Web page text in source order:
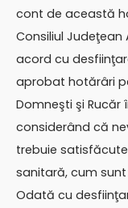
cont de această
Consiliul
acord cu
aprobat hotărâri
Domneşti şi
considerând că
trebuie
sanitară, cum
Odată cu